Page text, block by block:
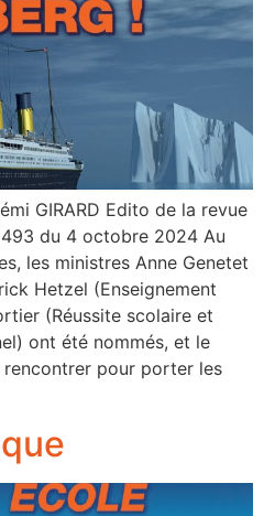
GIRARD Edito de la revue
du 4 octobre 2024 Au
les ministres Anne Genetet
Hetzel (Enseignement
(Réussite scolaire et
ont été nommés, et le
pour porter les